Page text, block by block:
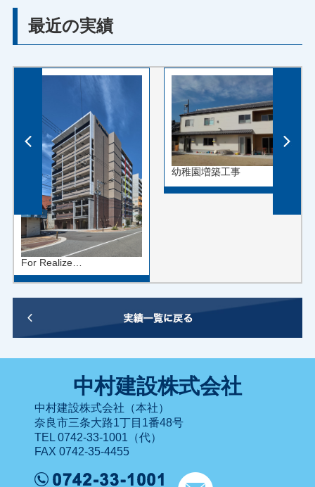
最近の実績
For Realize…
幼稚園増築工事
中村建設株式会社
中村建設株式会社（本社）
奈良市三条大路1丁目1番48号
TEL 0742-33-1001（代）
FAX 0742-35-4455